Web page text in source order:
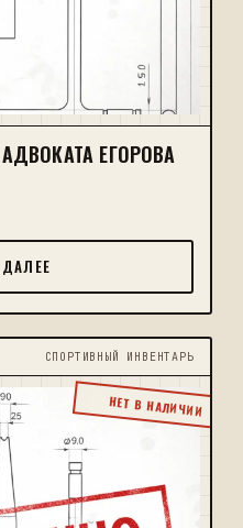
ЕГОРОВА
CПОРТИВНЫЙ ИНВЕНТАРЬ
НЕТ В НАЛИЧИИ